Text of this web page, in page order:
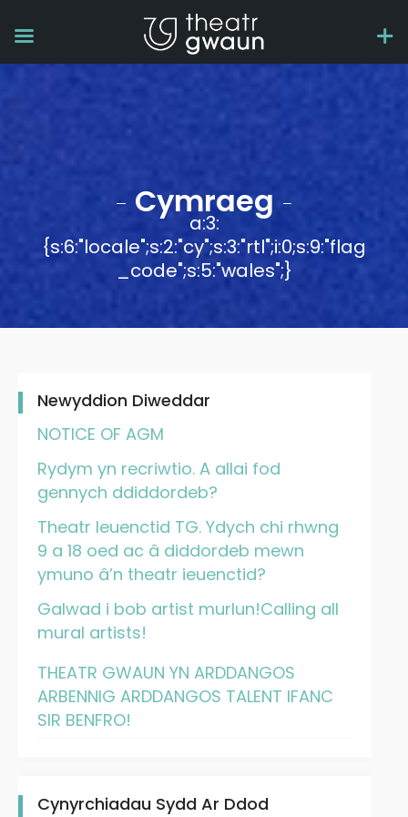
Cymraeg
a:3:
{s:6:"locale";s:2:"cy";s:3:"rtl";i:0;s:9:"flag
_code";s:5:"wales";}
Newyddion Diweddar
NOTICE OF AGM
Rydym yn recriwtio. A allai fod
gennych ddiddordeb?
Theatr Ieuenctid TG. Ydych chi rhwng
9 a 18 oed ac â diddordeb mewn
ymuno â’n theatr ieuenctid?
Galwad i bob artist murlun!Calling all
mural artists!
THEATR GWAUN YN ARDDANGOS
ARBENNIG ARDDANGOS TALENT IFANC
SIR BENFRO!
Cynyrchiadau Sydd Ar Ddod